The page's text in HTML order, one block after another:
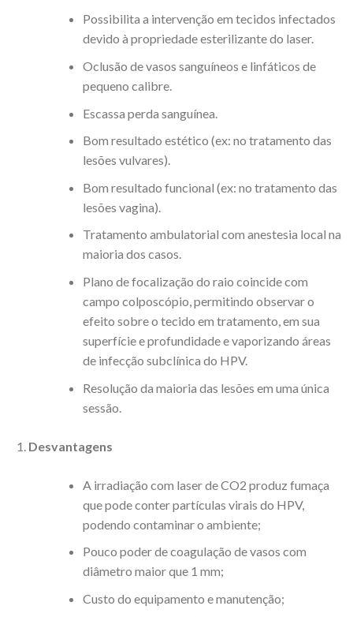
Possibilita a intervenção em tecidos infectados
devido à propriedade esterilizante do laser.
Oclusão de vasos sanguíneos e linfáticos de
pequeno calibre.
Escassa perda sanguínea.
Bom resultado estético (ex: no tratamento das
lesões vulvares).
Bom resultado funcional (ex: no tratamento das
lesões vagina).
Tratamento ambulatorial com anestesia local na
maioria dos casos.
Plano de focalização do raio coincide com
campo colposcópio, permitindo observar o
efeito sobre o tecido em tratamento, em sua
superfície e profundidade e vaporizando áreas
de infecção subclínica do HPV.
Resolução da maioria das lesões em uma única
sessão.
Desvantagens
A irradiação com laser de CO2 produz fumaça
que pode conter partículas virais do HPV,
podendo contaminar o ambiente;
Pouco poder de coagulação de vasos com
diâmetro maior que 1 mm;
Custo do equipamento e manutenção;